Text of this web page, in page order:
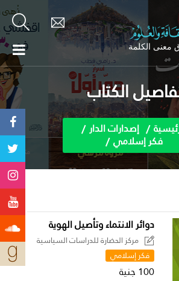
الكتاب
إصدارات الدار
فكر إسلامي
دوائر الانتماء وتأصيل الهوية
مركز الحضارة للدراسات السياسية
فكر إسلامي
100 جنية